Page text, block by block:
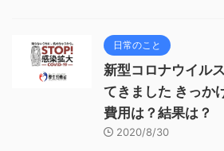
日常のこと
新型コロナウイル
てきました きっか
費用は？結果は？
2020/8/30